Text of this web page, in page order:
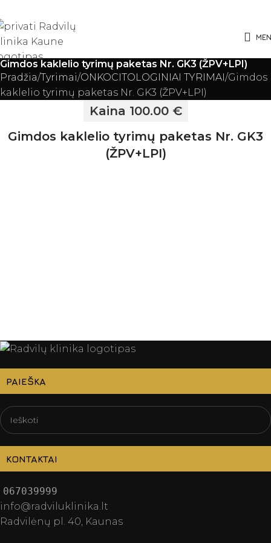
Gimdos kaklelio tyrimų paketas Nr. GK3 (ŽPV+LPI)
Pradžia Tyrimai ONKOCITOLOGINIAI TYRIMAI Gimdos
kaklelio tyrimų paketas Nr. GK3 (ŽPV+LPI)
Kaina 100.00 €
Gimdos kaklelio tyrimų paketas Nr. GK3
(ŽPV+LPI)
PAIEŠKA
KONTAKTAI
067039999
info@radviluklinika.lt
Radvilėnų pl. 40, Kaunas